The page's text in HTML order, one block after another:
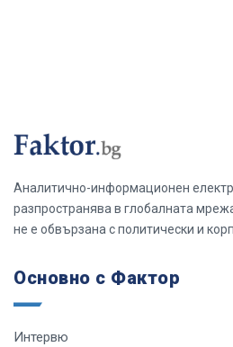
Аналитично-информационен
разпространява в глобалната
не е обвързана с политически и
Основно с Фактор
Интервю